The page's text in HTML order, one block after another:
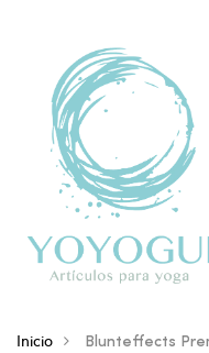
Inicio
Blunteffects